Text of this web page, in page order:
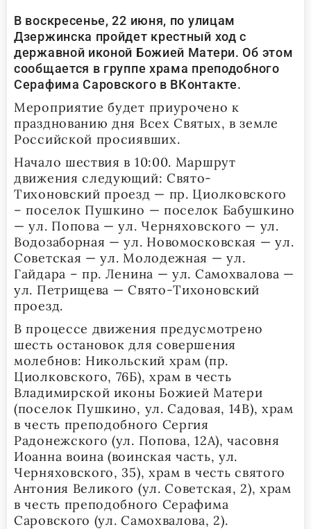
В воскресенье, 22 июня, по улицам
Дзержинска пройдет крестный ход с
державной иконой Божией Матери. Об этом
сообщается в группе храма преподобного
Серафима Саровского в ВКонтакте.
Мероприятие будет приурочено к
празднованию дня Всех Святых, в земле
Российской просиявших.
Начало шествия в 10:00. Маршрут
движения следующий: Свято-
Тихоновский проезд — пр. Циолковского
– поселок Пушкино — поселок Бабушкино
— ул. Попова — ул. Черняховского — ул.
Водозаборная — ул. Новомосковская — ул.
Советская — ул. Молодежная — ул.
Гайдара – пр. Ленина — ул. Самохвалова —
ул. Петрищева — Свято-Тихоновский
проезд.
В процессе движения предусмотрено
шесть остановок для совершения
молебнов: Никольский храм (пр.
Циолковского, 76Б), храм в честь
Владимирской иконы Божией Матери
(поселок Пушкино, ул. Садовая, 14В), храм
в честь преподобного Сергия
Радонежского (ул. Попова, 12А), часовня
Иоанна воина (воинская часть, ул.
Черняховского, 35), храм в честь святого
Антония Великого (ул. Советская, 2), храм
в честь преподобного Серафима
Саровского (ул. Самохвалова, 2).